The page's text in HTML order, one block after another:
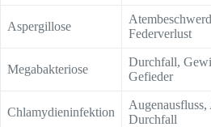
Aspergillose
Federverlust
Megabakteriose
Durchfall,
Gefieder
Chlamydieninfektion
Augenausfluss,
Durchfall